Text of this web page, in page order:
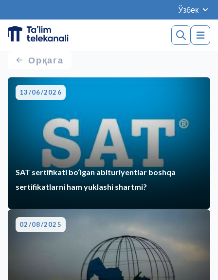
Ўзбек
Орқага
13/06/2026
SAT sertifikati bo‘lgan abituriyentlar boshqa
sertifikatlarni ham yuklashi shartmi?
02/08/2025